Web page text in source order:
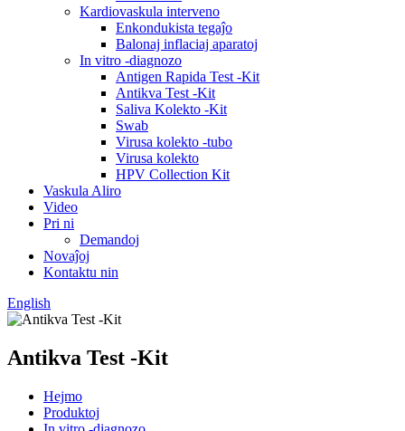
Kardiovaskula interveno
Enkondukista tegaĵo
Balonaj inflaciaj aparatoj
In vitro -diagnozo
Antigen Rapida Test -Kit
Antikva Test -Kit
Saliva Kolekto -Kit
Swab
Virusa kolekto -tubo
Virusa kolekto
HPV Collection Kit
Vaskula Aliro
Video
Pri ni
Demandoj
Novaĵoj
Kontaktu nin
English
Antikva Test -Kit
Hejmo
Produktoj